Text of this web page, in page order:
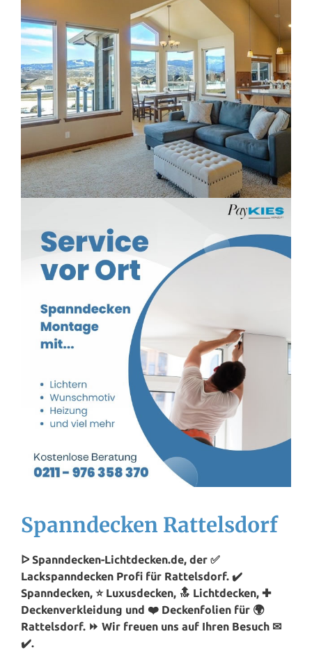
Spanndecken Rattelsdorf
ᐅ Spanndecken-Lichtdecken.de, der ✅
Lackspanndecken Profi für Rattelsdorf. ✔️
Spanndecken, ⭐ Luxusdecken, 🔝 Lichtdecken, ✚
Deckenverkleidung und ❤️ Deckenfolien für 🌍
Rattelsdorf. ⏩ Wir freuen uns auf Ihren Besuch ✉
✔️.